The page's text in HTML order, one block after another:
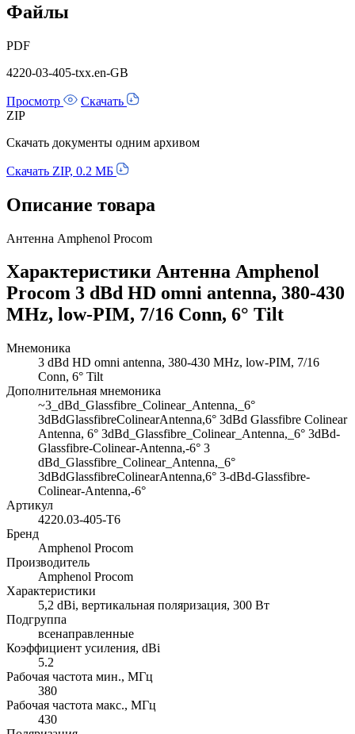
Файлы
PDF
4220-03-405-txx.en-GB
Просмотр
Скачать
ZIP
Скачать документы одним архивом
Скачать ZIP, 0.2 МБ
Описание товара
Антенна Amphenol Procom
Характеристики Антенна Amphenol
Procom 3 dBd HD omni antenna, 380-430
MHz, low-PIM, 7/16 Conn, 6° Tilt
Мнемоника
3 dBd HD omni antenna, 380-430 MHz, low-PIM, 7/16
Conn, 6° Tilt
Дополнительная мнемоника
~3_dBd_Glassfibre_Colinear_Antenna,_6°
3dBdGlassfibreColinearAntenna,6° 3dBd Glassfibre Colinear
Antenna, 6° 3dBd_Glassfibre_Colinear_Antenna,_6° 3dBd-
Glassfibre-Colinear-Antenna,-6° 3
dBd_Glassfibre_Colinear_Antenna,_6°
3dBdGlassfibreColinearAntenna,6° 3-dBd-Glassfibre-
Colinear-Antenna,-6°
Артикул
4220.03-405-T6
Бренд
Amphenol Procom
Производитель
Amphenol Procom
Характеристики
5,2 dBi, вертикальная поляризация, 300 Вт
Подгруппа
всенаправленные
Коэффициент усиления, dBi
5.2
Рабочая частота мин., МГц
380
Рабочая частота макс., МГц
430